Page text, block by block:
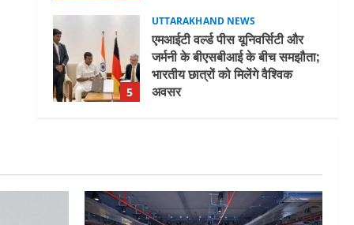
5
UTTARAKHAND NEWS
एमआईटी वर्ल्ड पीस यूनिवर्सिटी और
जर्मनी के बीएसबीआई के बीच समझौता;
भारतीय छात्रों को मिलेंगे वैश्विक
अवसर
1
प्रदर्शनी का आयोजन किया
August 7, 2026